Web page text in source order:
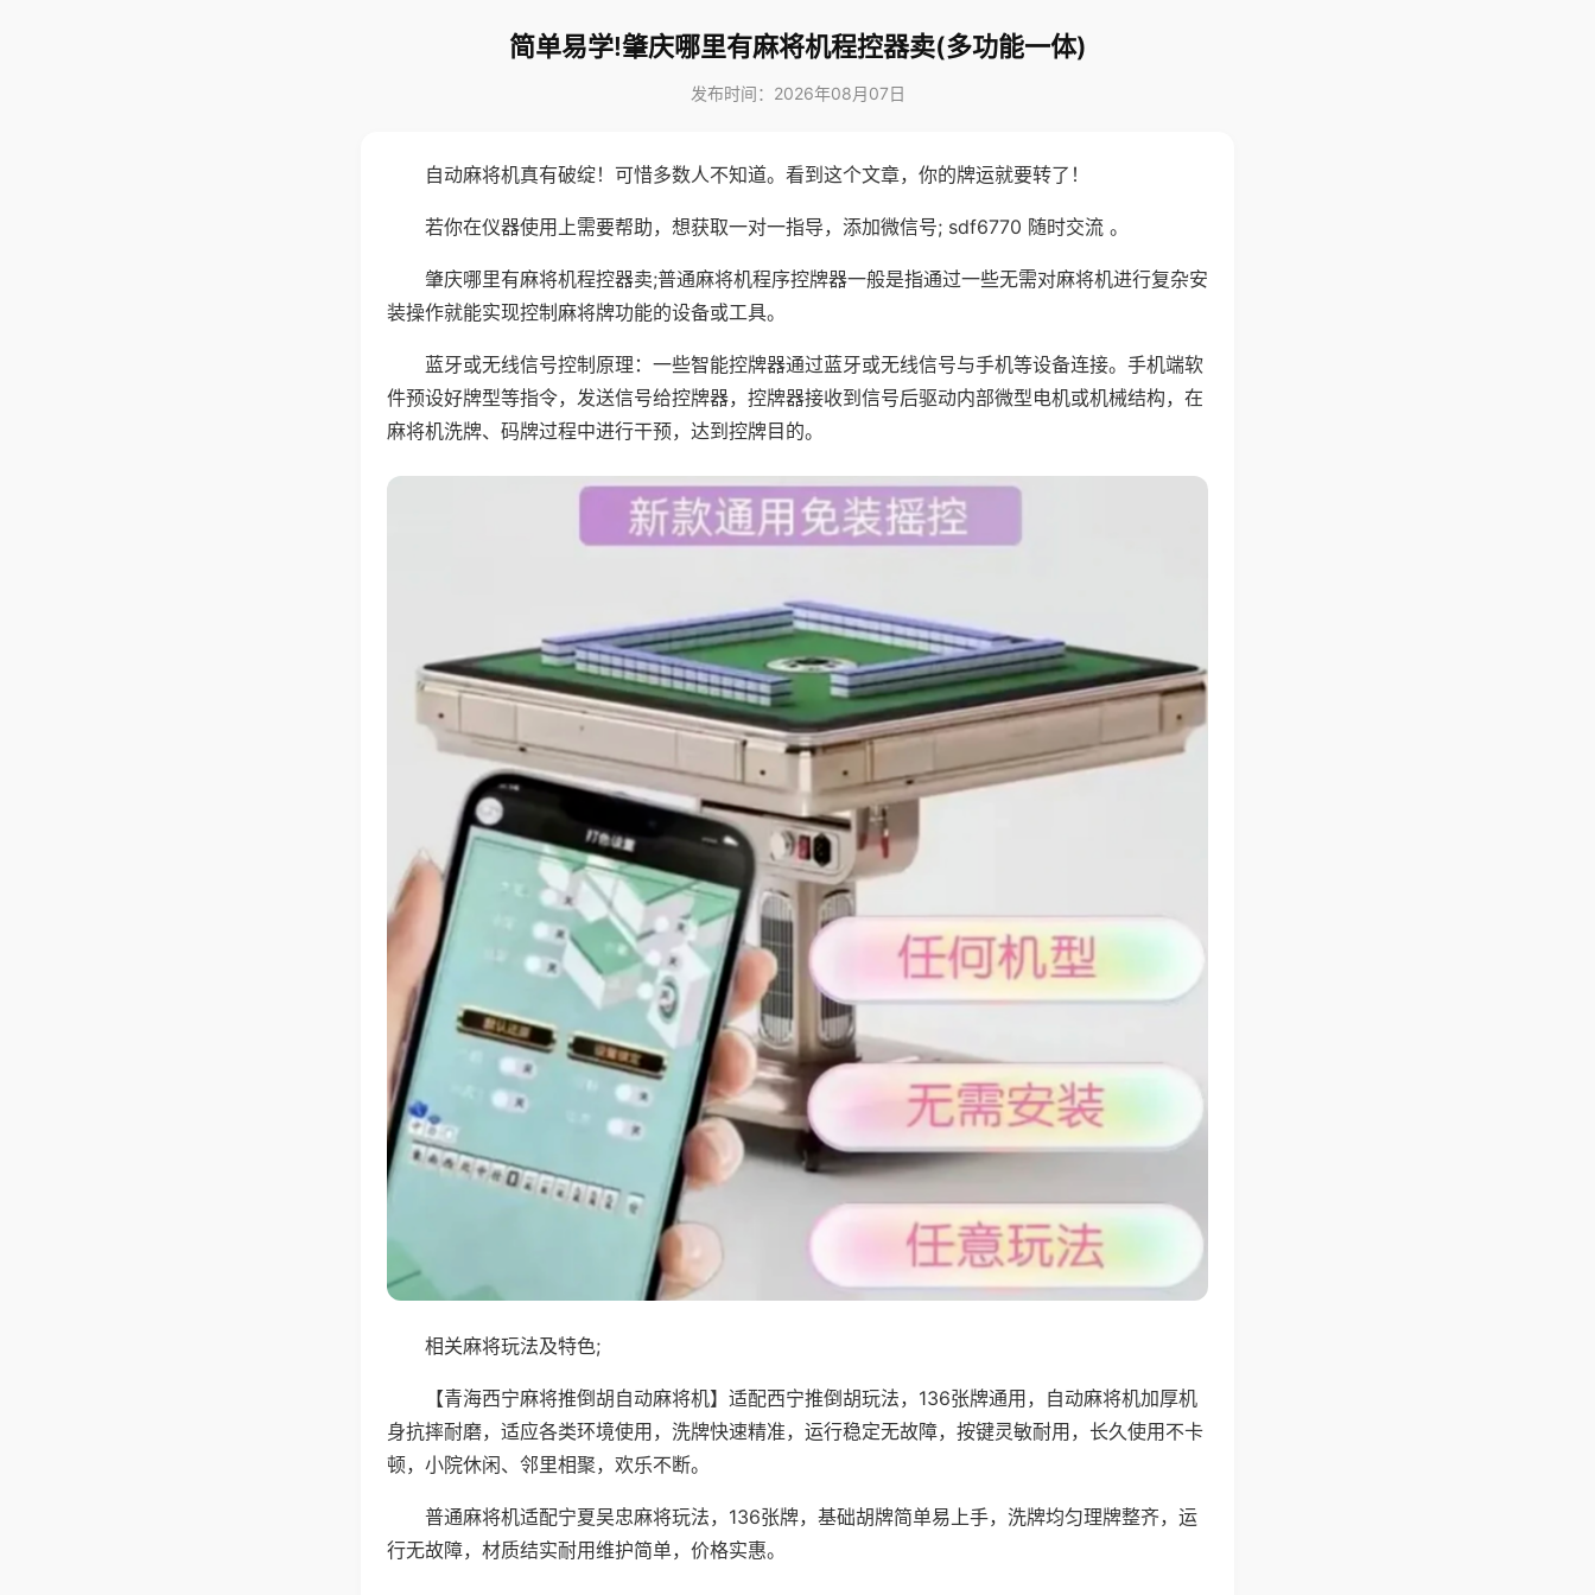
简单易学!肇庆哪里有麻将机程控器卖(多功能一体)
发布时间：2026年08月07日
自动麻将机真有破绽！可惜多数人不知道。看到这个文章，你的牌运就要转了！
若你在仪器使用上需要帮助，想获取一对一指导，添加微信号; sdf6770 随时交流 。
肇庆哪里有麻将机程控器卖;普通麻将机程序控牌器一般是指通过一些无需对麻将机进行复杂安
装操作就能实现控制麻将牌功能的设备或工具。
蓝牙或无线信号控制原理：一些智能控牌器通过蓝牙或无线信号与手机等设备连接。手机端软
件预设好牌型等指令，发送信号给控牌器，控牌器接收到信号后驱动内部微型电机或机械结构，在
麻将机洗牌、码牌过程中进行干预，达到控牌目的。
相关麻将玩法及特色;
【青海西宁麻将推倒胡自动麻将机】适配西宁推倒胡玩法，136张牌通用，自动麻将机加厚机
身抗摔耐磨，适应各类环境使用，洗牌快速精准，运行稳定无故障，按键灵敏耐用，长久使用不卡
顿，小院休闲、邻里相聚，欢乐不断。
普通麻将机适配宁夏吴忠麻将玩法，136张牌，基础胡牌简单易上手，洗牌均匀理牌整齐，运
行无故障，材质结实耐用维护简单，价格实惠。